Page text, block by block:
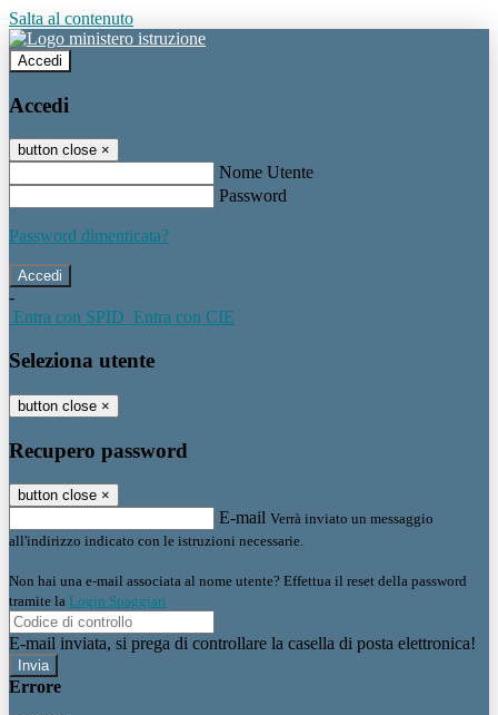
Salta al contenuto
Accedi
Accedi
button close ×
Nome Utente
Password
Password dimenticata?
-
Entra con SPID Entra con CIE
Seleziona utente
button close ×
Recupero password
button close ×
E-mail Verrà inviato un messaggio
all'indirizzo indicato con le istruzioni necessarie.
Non hai una e-mail associata al nome utente? Effettua il reset della password
tramite la Login Spaggiari
E-mail inviata, si prega di controllare la casella di posta elettronica!
Errore